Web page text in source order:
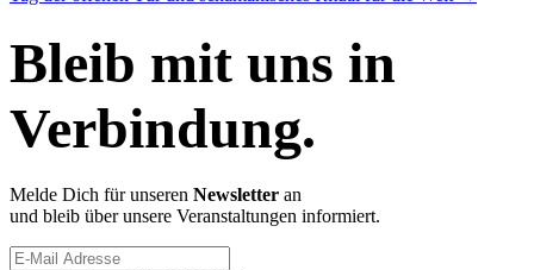
navigation
Bleib mit uns in
Verbindung.
Melde Dich für unseren Newsletter an
und bleib über unsere Veranstaltungen informiert.